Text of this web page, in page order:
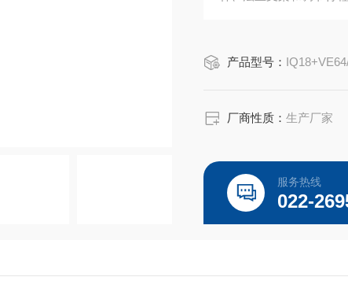
产品型号：
厂商性质：生产厂家
服务热线
022-